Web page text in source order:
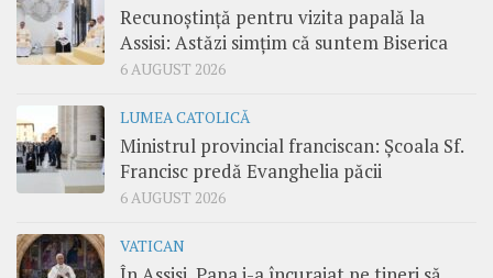
Recunoștință pentru vizita papală la
Assisi: Astăzi simțim că suntem Biserica
6 AUGUST 2026
LUMEA CATOLICĂ
Ministrul provincial franciscan: Școala Sf.
Francisc predă Evanghelia păcii
6 AUGUST 2026
VATICAN